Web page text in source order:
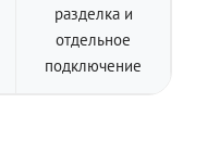
разделка и
отдельное
подключение